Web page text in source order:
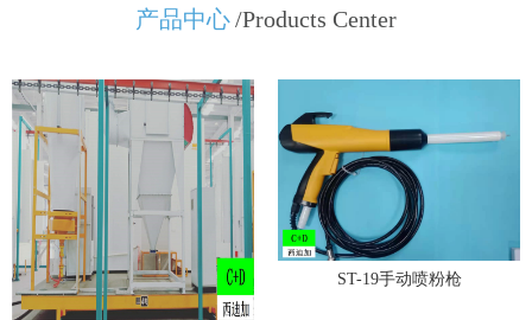
产品中心/Products Center
ST-19手动喷粉枪